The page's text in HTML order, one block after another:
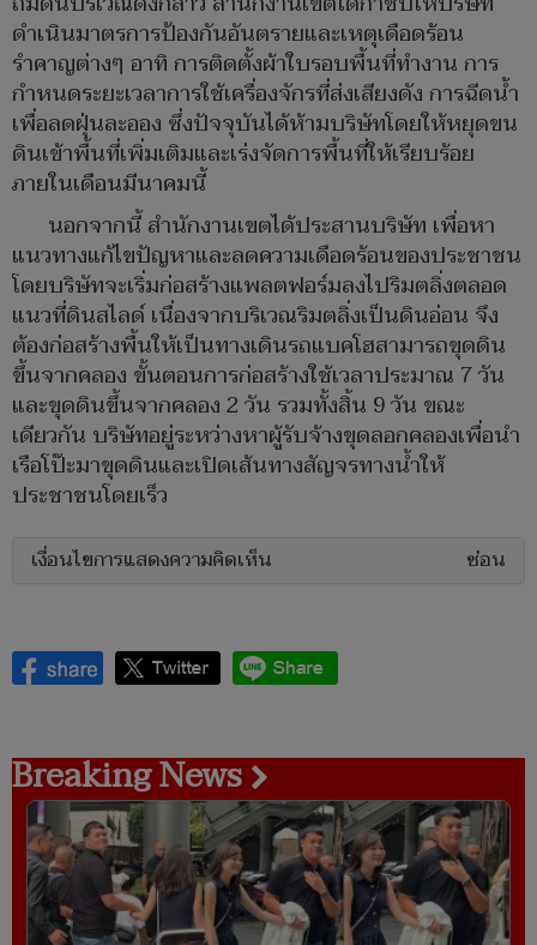
ดำเนินมาตรการป้องกันอันตรายและเหตุเดือดร้อน
รำคาญต่างๆ อาทิ การติดตั้งผ้าใบรอบพื้นที่ทำงาน การ
กำหนดระยะเวลาการใช้เครื่องจักรที่ส่งเสียงดัง การฉีดน้ำ
เพื่อลดฝุ่นละออง ซึ่งปัจจุบันได้ห้ามบริษัทโดยให้หยุดขน
ดินเข้าพื้นที่เพิ่มเติมและเร่งจัดการพื้นที่ให้เรียบร้อย
ภายในเดือนมีนาคมนี้
นอกจากนี้ สำนักงานเขตได้ประสานบริษัท เพื่อหา
แนวทางแก้ไขปัญหาและลดความเดือดร้อนของประชาชน
โดยบริษัทจะเริ่มก่อสร้างแพลตฟอร์มลงไปริมตลิ่งตลอด
แนวที่ดินสไลด์ เนื่องจากบริเวณริมตลิ่งเป็นดินอ่อน จึง
ต้องก่อสร้างพื้นให้เป็นทางเดินรถแบคโฮสามารถขุดดิน
ขึ้นจากคลอง ขั้นตอนการก่อสร้างใช้เวลาประมาณ 7 วัน
และขุดดินขึ้นจากคลอง 2 วัน รวมทั้งสิ้น 9 วัน ขณะ
เดียวกัน บริษัทอยู่ระหว่างหาผู้รับจ้างขุดลอกคลองเพื่อนำ
เรือโป๊ะมาขุดดินและเปิดเส้นทางสัญจรทางน้ำให้
ประชาชนโดยเร็ว
เงื่อนไขการแสดงความคิดเห็น ซ่อน
Breaking News